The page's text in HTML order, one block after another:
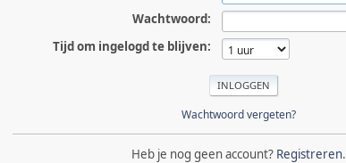
Wachtwoord:
Tijd om ingelogd te blijven:
Wachtwoord vergeten?
Heb je nog geen account? Registreren.